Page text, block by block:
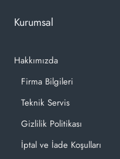
Kurumsal
Hakkımızda
Firma Bilgileri
Teknik Servis
Gizlilik Politikası
İptal ve İade Koşulları